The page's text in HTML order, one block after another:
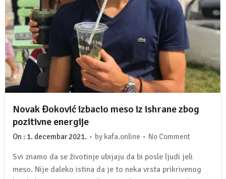
Novak Đoković izbacio meso iz ishrane zbog
pozitivne energije
On : 1. decembar 2021. - by kafa.online - No Comment
Svi znamo da se životinje ubijaju da bi posle ljudi jeli
meso. Nije daleko istina da je to neka vrsta prikrivenog